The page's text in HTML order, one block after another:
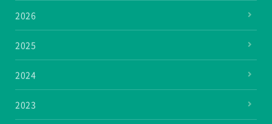
2026
2025
2024
2023